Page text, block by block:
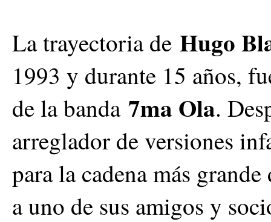
La trayectoria de Hugo
1993 y durante 15 años,
de la banda 7ma Ola.
arreglador de versiones
para la cadena más
a uno de sus amigos y